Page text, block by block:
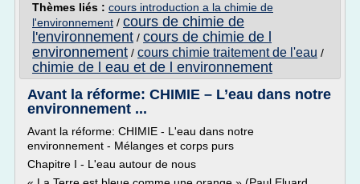
Thèmes liés : cours introduction a la chimie de
l'environnement / cours de chimie de
l'environnement / cours de chimie de l
environnement / cours chimie traitement de l'eau /
chimie de l eau et de l environnement
Avant la réforme: CHIMIE – L’eau dans notre
environnement ...
Avant la réforme: CHIMIE - L'eau dans notre
environnement - Mélanges et corps purs
Chapitre I - L'eau autour de nous